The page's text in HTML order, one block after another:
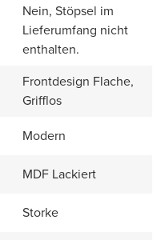
Nein, Stöpsel im
Lieferumfang nicht
enthalten.
Frontdesign Flache,
Grifflos
Modern
MDF Lackiert
Storke